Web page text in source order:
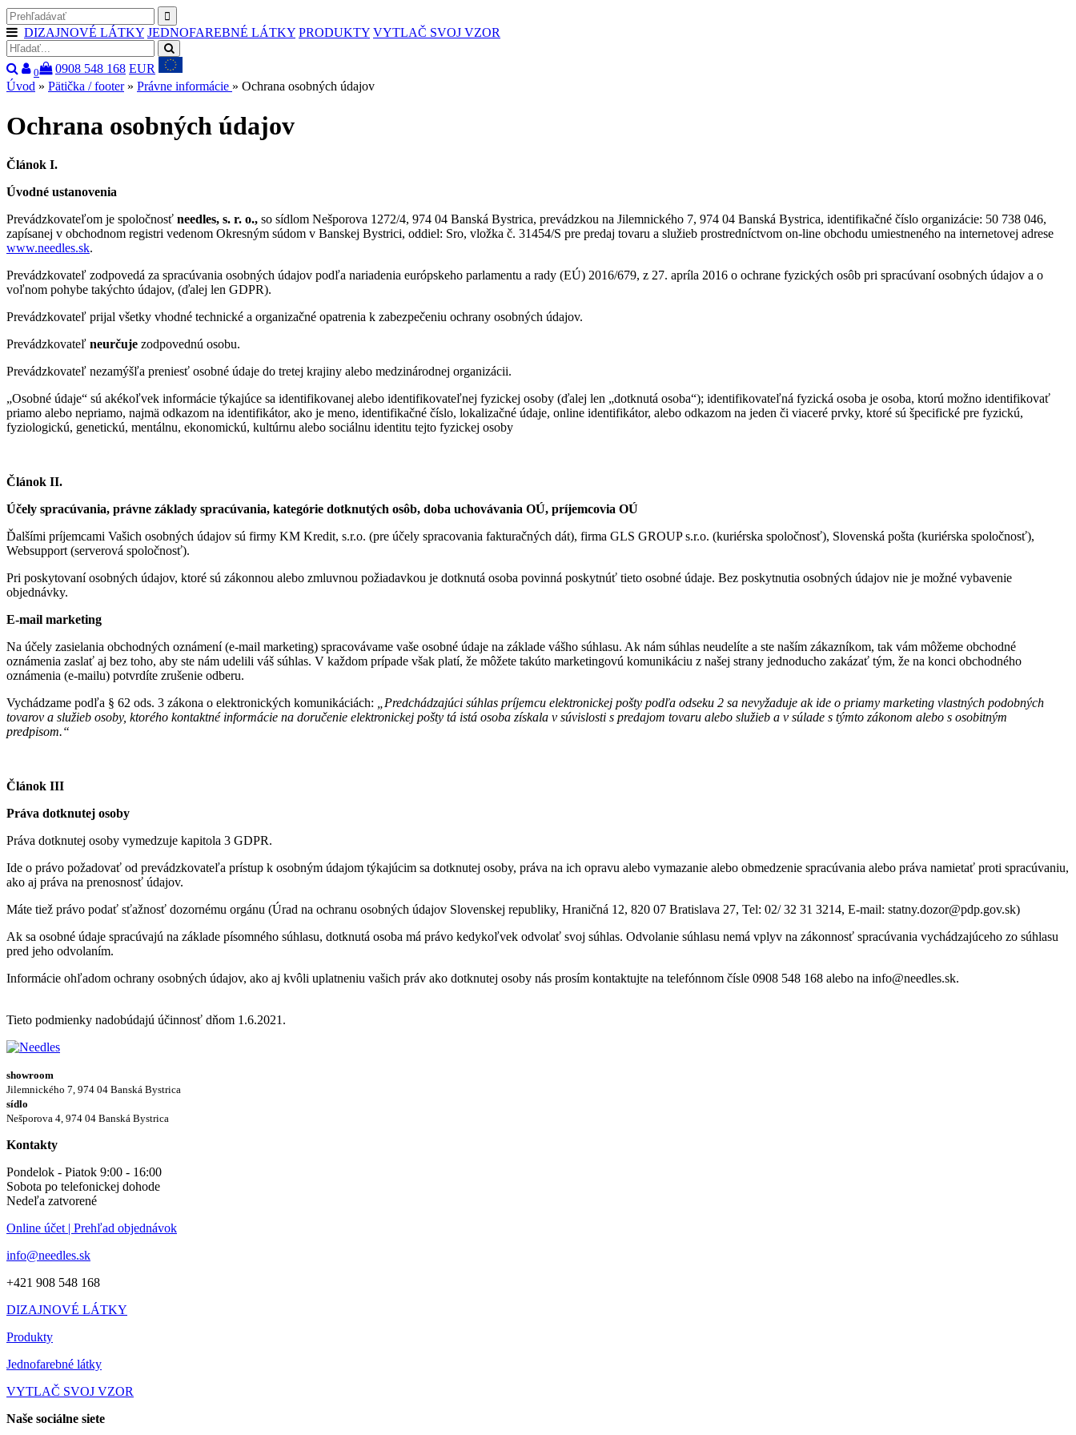
DIZAJNOVÉ LÁTKY JEDNOFAREBNÉ LÁTKY PRODUKTY VYTLAČ SVOJ VZOR
0 0908 548 168 EUR
Úvod » Pätička / footer» Právne informácie » Ochrana osobných údajov
Ochrana osobných údajov
Článok I.
Úvodné ustanovenia
Prevádzkovateľom je spoločnosť needles, s. r. o., so sídlom Nešporova 1272/4, 974 04 Banská Bystrica, prevádzkou na Jilemnického 7, 974 04 Banská Bystrica, identifikačné číslo organizácie: 50 738 046,
zapísanej v obchodnom registri vedenom Okresným súdom v Banskej Bystrici, oddiel: Sro, vložka č. 31454/S pre predaj tovaru a služieb prostredníctvom on-line obchodu umiestneného na internetovej adrese
www.needles.sk.
Prevádzkovateľ zodpovedá za spracúvania osobných údajov podľa nariadenia európskeho parlamentu a rady (EÚ) 2016/679, z 27. apríla 2016 o ochrane fyzických osôb pri spracúvaní osobných údajov a o
voľnom pohybe takýchto údajov, (ďalej len GDPR).
Prevádzkovateľ prijal všetky vhodné technické a organizačné opatrenia k zabezpečeniu ochrany osobných údajov.
Prevádzkovateľ neurčuje zodpovednú osobu.
Prevádzkovateľ nezamýšľa preniesť osobné údaje do tretej krajiny alebo medzinárodnej organizácii.
„Osobné údaje“ sú akékoľvek informácie týkajúce sa identifikovanej alebo identifikovateľnej fyzickej osoby (ďalej len „dotknutá osoba“); identifikovateľná fyzická osoba je osoba, ktorú možno identifikovať
priamo alebo nepriamo, najmä odkazom na identifikátor, ako je meno, identifikačné číslo, lokalizačné údaje, online identifikátor, alebo odkazom na jeden či viaceré prvky, ktoré sú špecifické pre fyzickú,
fyziologickú, genetickú, mentálnu, ekonomickú, kultúrnu alebo sociálnu identitu tejto fyzickej osoby
Článok II.
Účely spracúvania, právne základy spracúvania, kategórie dotknutých osôb, doba uchovávania OÚ, príjemcovia OÚ
Ďalšími príjemcami Vašich osobných údajov sú firmy KM Kredit, s.r.o. (pre účely spracovania fakturačných dát), firma GLS GROUP s.r.o. (kuriérska spoločnosť), Slovenská pošta (kuriérska spoločnosť),
Websupport (serverová spoločnosť).
Pri poskytovaní osobných údajov, ktoré sú zákonnou alebo zmluvnou požiadavkou je dotknutá osoba povinná poskytnúť tieto osobné údaje. Bez poskytnutia osobných údajov nie je možné vybavenie
objednávky.
E-mail marketing
Na účely zasielania obchodných oznámení (e-mail marketing) spracovávame vaše osobné údaje na základe vášho súhlasu. Ak nám súhlas neudelíte a ste naším zákazníkom, tak vám môžeme obchodné
oznámenia zaslať aj bez toho, aby ste nám udelili váš súhlas. V každom prípade však platí, že môžete takúto marketingovú komunikáciu z našej strany jednoducho zakázať tým, že na konci obchodného
oznámenia (e-mailu) potvrdíte zrušenie odberu.
Vychádzame podľa § 62 ods. 3 zákona o elektronických komunikáciách:
„Predchádzajúci súhlas príjemcu elektronickej pošty podľa odseku 2 sa nevyžaduje ak ide o priamy marketing vlastných podobných
tovarov a služieb osoby, ktorého kontaktné informácie na doručenie elektronickej pošty tá istá osoba získala v súvislosti s predajom tovaru alebo služieb a v súlade s týmto zákonom alebo s osobitným
predpisom.“
Článok III
Práva dotknutej osoby
Práva dotknutej osoby vymedzuje kapitola 3 GDPR.
Ide o právo požadovať od prevádzkovateľa prístup k osobným údajom týkajúcim sa dotknutej osoby, práva na ich opravu alebo vymazanie alebo obmedzenie spracúvania alebo práva namietať proti spracúvaniu,
ako aj práva na prenosnosť údajov.
Máte tiež právo podať sťažnosť dozornému orgánu (Úrad na ochranu osobných údajov Slovenskej republiky, Hraničná 12, 820 07 Bratislava 27, Tel: 02/ 32 31 3214, E-mail: statny.dozor@pdp.gov.sk)
Ak sa osobné údaje spracúvajú na základe písomného súhlasu, dotknutá osoba má právo kedykoľvek odvolať svoj súhlas. Odvolanie súhlasu nemá vplyv na zákonnosť spracúvania vychádzajúceho zo súhlasu
pred jeho odvolaním.
Informácie ohľadom ochrany osobných údajov, ako aj kvôli uplatneniu vašich práv ako dotknutej osoby nás prosím kontaktujte na telefónnom čísle 0908 548 168 alebo na info@needles.sk.
Tieto podmienky nadobúdajú účinnosť dňom 1.6.2021.
showroom
Jilemnického 7, 974 04 Banská Bystrica
sídlo
Nešporova 4, 974 04 Banská Bystrica
Kontakty
Pondelok - Piatok 9:00 - 16:00
Sobota po telefonickej dohode
Nedeľa zatvorené
Online účet | Prehľad objednávok
info@needles.sk
+421 908 548 168
DIZAJNOVÉ LÁTKY
Produkty
Jednofarebné látky
VYTLAČ SVOJ VZOR
Naše sociálne siete